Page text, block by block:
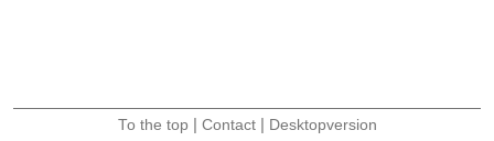
To the top | Contact | Desktopversion